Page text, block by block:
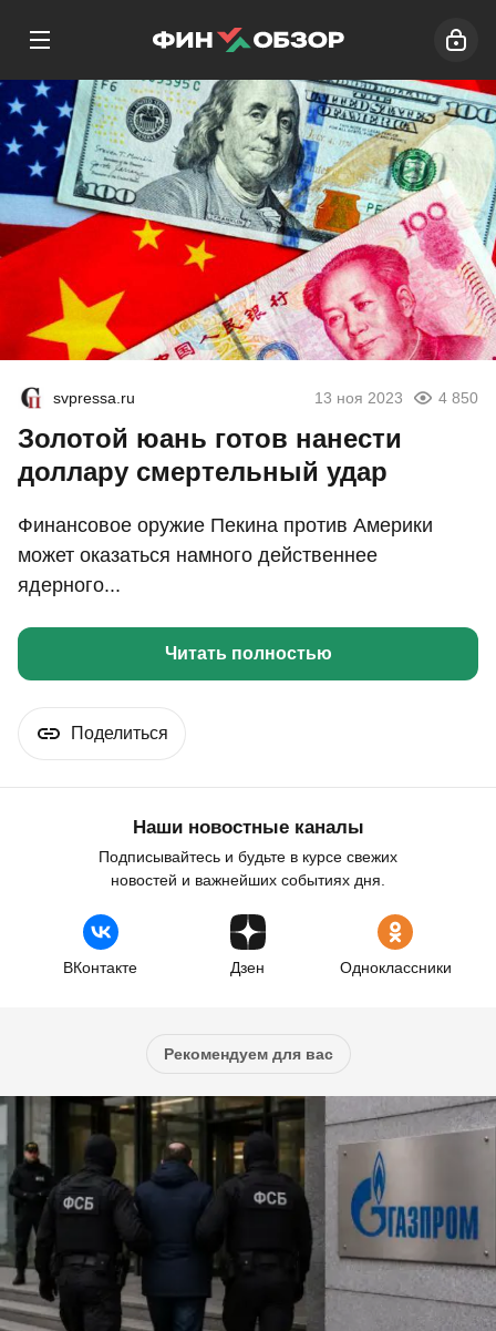
svpressa.ru 13 ноя 2023 4 850
Золотой юань готов нанести
доллару смертельный удар
Финансовое оружие Пекина против Америки
может оказаться намного действеннее
ядерного...
Читать полностью
Поделиться
Наши новостные каналы
Подписывайтесь и будьте в курсе свежих
новостей и важнейших событиях дня.
ВКонтакте Дзен Одноклассники
Рекомендуем для вас